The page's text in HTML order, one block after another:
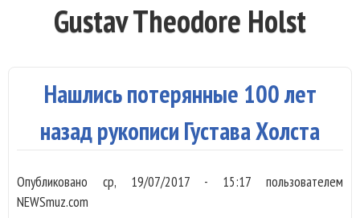
Gustav Theodore Holst
Нашлись потерянные 100 лет
назад рукописи Густава Холста
Опубликовано ср, 19/07/2017 - 15:17 пользователем
NEWSmuz.com